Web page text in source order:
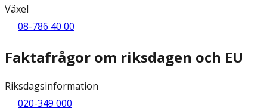
Växel
08-786 40 00
Faktafrågor om riksdagen och EU
Riksdagsinformation
020-349 000